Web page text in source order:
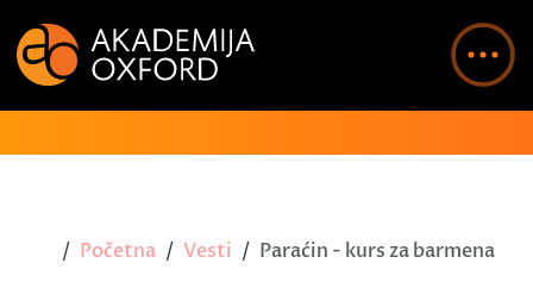
Početna Vesti Paraćin - kurs za barmena